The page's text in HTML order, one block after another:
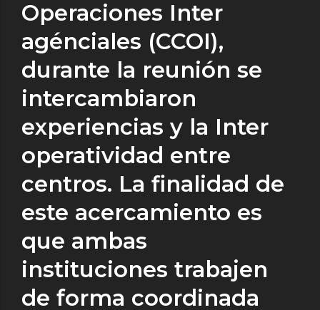
Operaciones Inter
agénciales (CCOI),
durante la reunión se
intercambiaron
experiencias y la Inter
operatividad entre
centros. La finalidad de
este acercamiento es
que ambas
instituciones trabajen
de forma coordinada